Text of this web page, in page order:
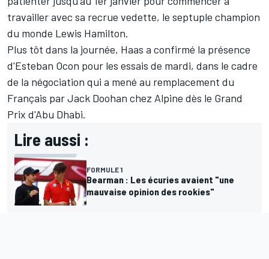
travailler avec sa recrue vedette, le septuple champion
du monde Lewis Hamilton.
Plus tôt dans la journée, Haas a confirmé la présence
d'Esteban Ocon pour les essais de mardi, dans le cadre
de la négociation qui a mené au remplacement du
Français parJack Doohan chez Alpine dès le Grand
Prix d'Abu Dhabi.
Lire aussi :
FORMULE 1
Bearman : Les écuries avaient "une
mauvaise opinion des rookies"